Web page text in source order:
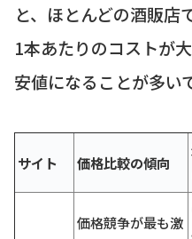
と、ほとんどの酒販店
1本あたりのコストが
安値になることが多い
サイト 価格比較の傾向
価格競争が最も激